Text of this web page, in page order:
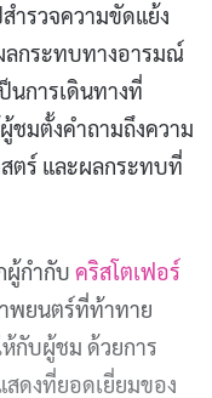
ำรวจความขัดแย้ง
ลกระทบทางอารมณ์
นการเดินทางที่
มตั้งคำถามถึงความ
ตร์ และผลกระทบที่
ผู้กำกับ คริสโตเฟอร์
พยนตร์ที่ท้าทาย
กับผู้ชม ด้วยการ
ดงที่ยอดเยี่ยมของ